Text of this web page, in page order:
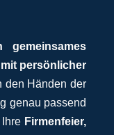
persönlicher
den Händen der
genau passend
Firmenfeier,